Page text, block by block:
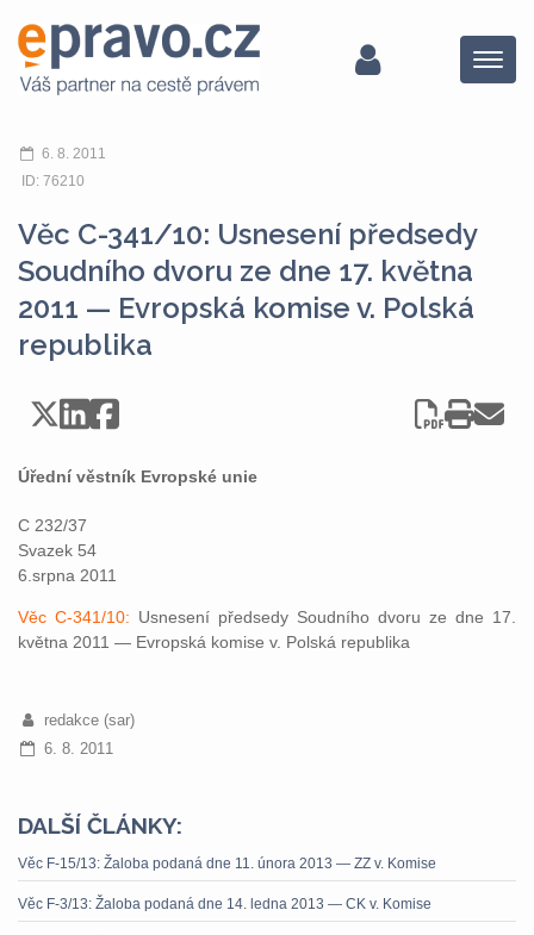
Menu
6. 8. 2011
ID: 76210
Věc C-341/10: Usnesení předsedy
Soudního dvoru ze dne 17. května
2011 — Evropská komise v. Polská
republika
Úřední věstník Evropské unie
C 232/37
Svazek 54
6.srpna 2011
Věc C-341/10: Usnesení předsedy Soudního dvoru ze dne 17.
května 2011 — Evropská komise v. Polská republika
redakce (sar)
6. 8. 2011
DALŠÍ ČLÁNKY:
Věc F-15/13: Žaloba podaná dne 11. února 2013 — ZZ v. Komise
Věc F-3/13: Žaloba podaná dne 14. ledna 2013 — CK v. Komise